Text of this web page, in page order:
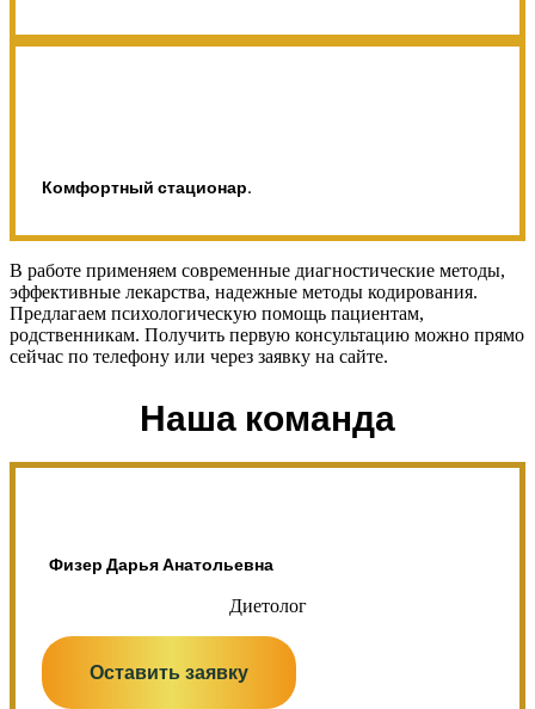
Комфортный стационар.
В работе применяем современные диагностические методы,
эффективные лекарства, надежные методы кодирования.
Предлагаем психологическую помощь пациентам,
родственникам. Получить первую консультацию можно прямо
сейчас по телефону или через заявку на сайте.
Наша команда
Физер Дарья Анатольевна
Диетолог
Оставить заявку